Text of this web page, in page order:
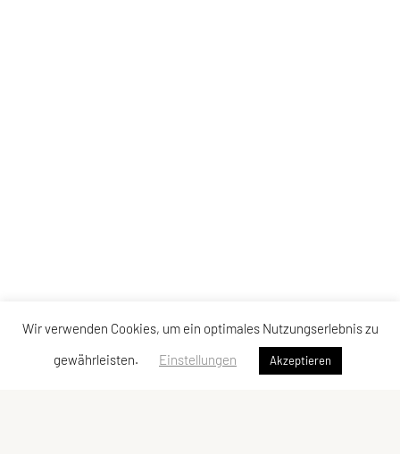
Wir verwenden Cookies, um ein optimales Nutzungserlebnis zu
gewährleisten.
Einstellungen Akzeptieren